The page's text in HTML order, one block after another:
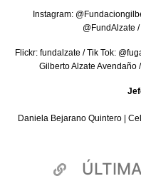
Instagram:
@FundAlzate
Flickr: fundalzate / Tik Tok:
Gilberto Alzate Avendaño
Daniela Bejarano Quintero |